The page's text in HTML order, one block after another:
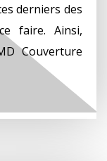
derniers des
faire. Ainsi,
Couverture